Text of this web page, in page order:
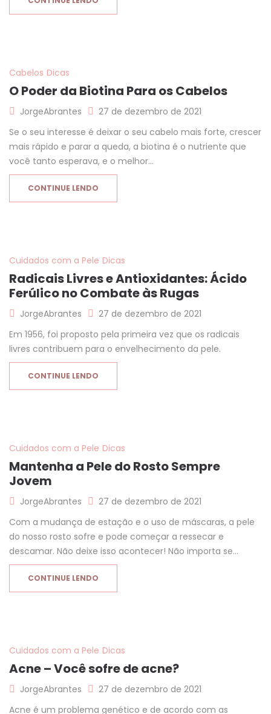
Cabelos Dicas
O Poder da Biotina Para os Cabelos
JorgeAbrantes
27 de dezembro de 2021
Se o seu interesse é deixar o seu cabelo mais forte, crescer
mais rápido e parar a queda, a biotina é o nutriente que
você tanto esperava, e o melhor…
CONTINUE LENDO
Cuidados com a Pele Dicas
Radicais Livres e Antioxidantes: Ácido
Ferúlico no Combate às Rugas
JorgeAbrantes
27 de dezembro de 2021
Em 1956, foi proposto pela primeira vez que os radicais
livres contribuem para o envelhecimento da pele.
CONTINUE LENDO
Cuidados com a Pele Dicas
Mantenha a Pele do Rosto Sempre
Jovem
JorgeAbrantes
27 de dezembro de 2021
Com a mudança de estação e o uso de máscaras, a pele
do nosso rosto sofre e pode começar a ressecar e
descamar. Não deixe isso acontecer! Não importa se…
CONTINUE LENDO
Cuidados com a Pele Dicas
Acne – Você sofre de acne?
JorgeAbrantes
27 de dezembro de 2021
Acne é um problema genético e de acordo com as